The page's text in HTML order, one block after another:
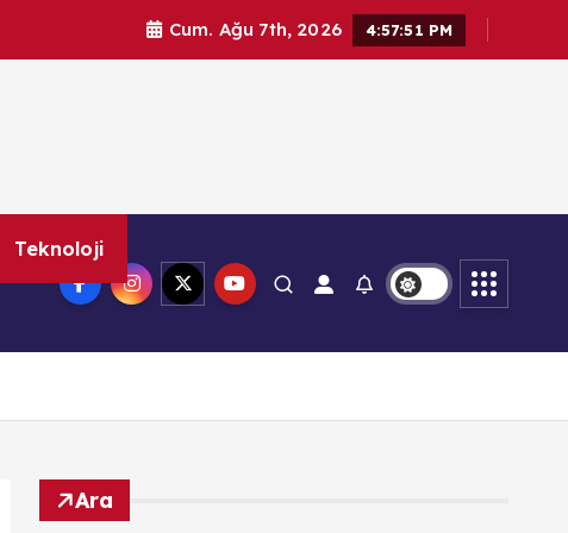
Cum. Ağu 7th, 2026 4:57:52 PM
Teknoloji
Ara